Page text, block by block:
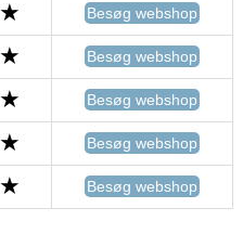
Besøg webshop
Besøg webshop
Besøg webshop
Besøg webshop
Besøg webshop